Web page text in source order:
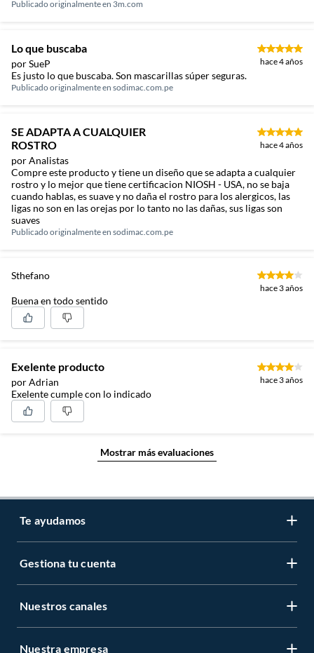
Publicado originalmente en 3m.com
Lo que buscaba
por SueP hace 4 años
Es justo lo que buscaba. Son mascarillas súper seguras.
Publicado originalmente en sodimac.com.pe
SE ADAPTA A CUALQUIER
ROSTRO
por Analistas
hace 4 años
Compre este producto y tiene un diseño que se adapta a cualquier
rostro y lo mejor que tiene certificacion NIOSH - USA, no se baja
cuando hablas, es suave y no daña el rostro para los alergicos, las
ligas no son en las orejas por lo tanto no las dañas, sus ligas son
suaves
Publicado originalmente en sodimac.com.pe
Sthefano
hace 3 años
Buena en todo sentido
Exelente producto
por Adrian hace 3 años
Exelente cumple con lo indicado
Mostrar más evaluaciones
Te ayudamos
LIbro de reclamaciones
Gestiona tu cuenta
Mi cuenta
Nuestros canales
Tiendas Sodimac y Maestro
Nuestra empresa